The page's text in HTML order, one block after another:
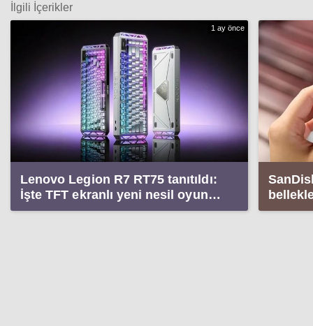
İlgili İçerikler
1 ay önce
Lenovo Legion R7 RT75 tanıtıldı:
İşte TFT ekranlı yeni nesil oyun
klavyesi